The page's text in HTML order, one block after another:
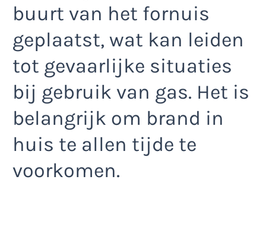
buurt van het fornuis
geplaatst, wat kan leiden
tot gevaarlijke situaties
bij gebruik van gas. Het is
belangrijk om brand in
huis te allen tijde te
voorkomen.